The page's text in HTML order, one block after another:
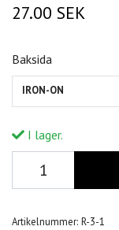
27.00 SEK
Baksida
IRON-ON
I lager.
Artikelnummer: R-3-1